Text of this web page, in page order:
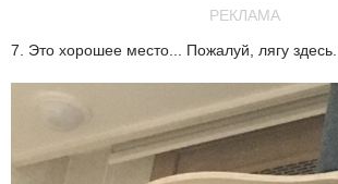
РЕКЛАМА
7. Это хорошее место... Пожалуй, лягу здесь...